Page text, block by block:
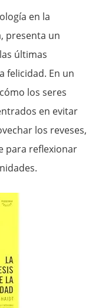
en la
presenta un
últimas
felicidad. En un
los seres
en evitar
los reveses,
para reflexionar